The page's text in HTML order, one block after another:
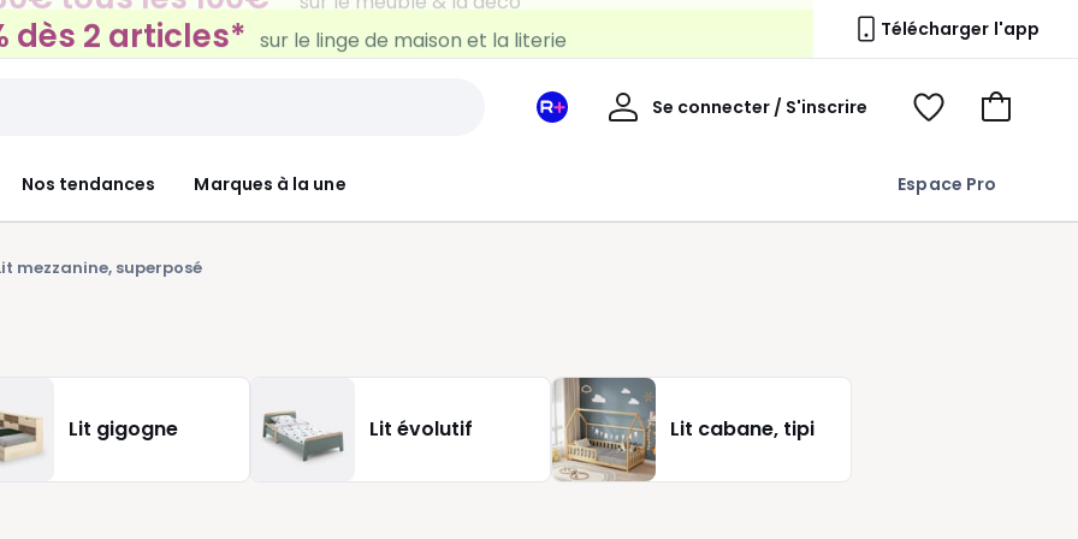
dès 2 articles* sur le linge de maison et la literie Télécharger l'app
Nos tendances Marques à la une Espace Pro
Mon
Se connecter / S'inscrire
Mon
Voir
Voir
mezzanine, superposé
Lit gigogne Lit évolutif Lit cabane, tipi